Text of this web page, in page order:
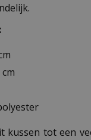
kussen tot een